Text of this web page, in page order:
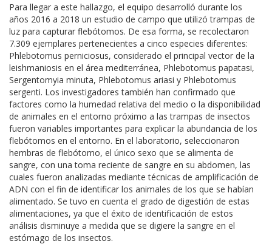
Para llegar a este hallazgo, el equipo desarrolló durante los
años 2016 a 2018 un estudio de campo que utilizó trampas de
luz para capturar flebótomos. De esa forma, se recolectaron
7.309 ejemplares pertenecientes a cinco especies diferentes:
Phlebotomus perniciosus, considerado el principal vector de la
leishmaniosis en el área mediterránea, Phlebotomus papatasi,
Sergentomyia minuta, Phlebotomus ariasi y Phlebotomus
sergenti. Los investigadores también han confirmado que
factores como la humedad relativa del medio o la disponibilidad
de animales en el entorno próximo a las trampas de insectos
fueron variables importantes para explicar la abundancia de los
flebótomos en el entorno. En el laboratorio, seleccionaron
hembras de flebótomo, el único sexo que se alimenta de
sangre, con una toma reciente de sangre en su abdomen, las
cuales fueron analizadas mediante técnicas de amplificación de
ADN con el fin de identificar los animales de los que se habían
alimentado. Se tuvo en cuenta el grado de digestión de estas
alimentaciones, ya que el éxito de identificación de estos
análisis disminuye a medida que se digiere la sangre en el
estómago de los insectos.